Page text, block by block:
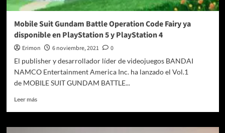
de
Mobile Suit Gundam Battle Operation Code Fairy ya
disponible en PlayStation 5 y PlayStation 4
Erimon 6 noviembre, 2021
0
El publisher y desarrollador líder de videojuegos BANDAI
NAMCO Entertainment America Inc. ha lanzado el Vol.1
de MOBILE SUIT GUNDAM BATTLE...
Leer másLeer
Mobile